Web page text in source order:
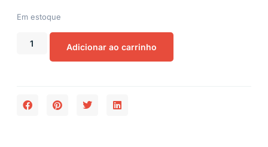
Em estoque
Adicionar ao carrinho